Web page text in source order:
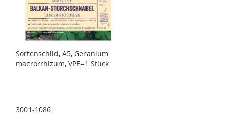
Sortenschild, A5, Geranium
macrorrhizum, VPE=1 Stück
3001-1086